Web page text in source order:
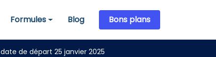
Formules
Formules Blog Bons plans
date de départ 25 janvier 2025